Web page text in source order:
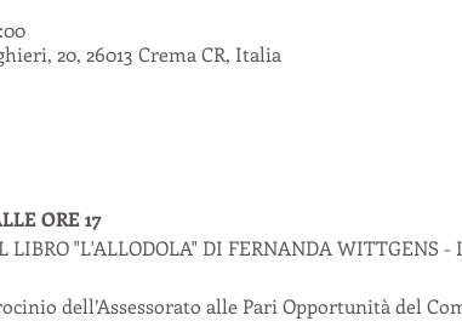
20, 26013 Crema CR, Italia
ORE 17
LIBRO "L'ALLODOLA" DI FERNANDA WITTGENS
dell’Assessorato alle Pari Opportunità del